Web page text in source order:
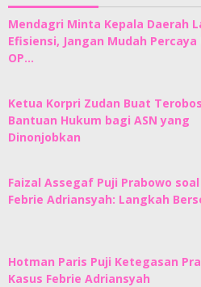
Mendagri Minta Kepala Daerah
Efisiensi, Jangan Mudah Percaya
OP…
Ketua Korpri Zudan Buat
Bantuan Hukum bagi ASN yang
Dinonjobkan
Faizal Assegaf Puji Prabowo soal
Febrie Adriansyah: Langkah
Hotman Paris Puji Ketegasan
Kasus Febrie Adriansyah